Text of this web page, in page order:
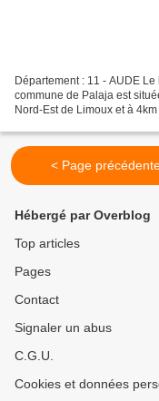
Département : 11 - AUDE
commune de Palaja est
Nord-Est de Limoux et à
< Page
Hébergé par Overblog
Top articles
Pages
Contact
Signaler un abus
C.G.U.
Cookies et données